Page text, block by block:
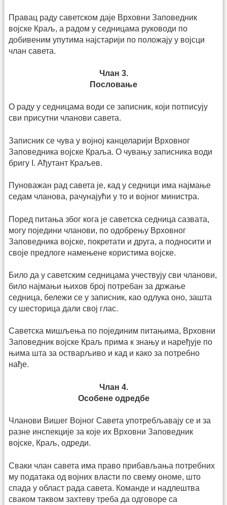
Правац раду саветском даје Врховни Заповедник
војске Краљ, а радом у седницама руководи по
добивеним упутима најстарији по положају у војсци
члан савета.
Члан 3.
Пословање
О раду у седницама води се записник, који потписују
сви присутни чланови савета.
Записник се чува у војној канцеларији Врховног
Заповедника војске Краља. О чувању записника води
бригу I. Ађутант Краљев.
Пуноважан рад савета је, кад у седници има најмање
седам чланова, рачунајући у то и војног министра.
Поред питања због кога је саветска седница сазвата,
могу поједини чланови, по одобрењу Врховног
Заповедника војске, покретати и друга, а подносити и
своје предлоге намењене користима војске.
Било да у саветским седницама учествују сви чланови,
било најмањи њихов број потребан за држање
седница, бележи се у записник, као одлука оно, зашта
су шесторица дали свој глас.
Саветска мишљења по појединим питањима, Врховни
Заповедник војске Краљ прима к знању и наређује по
њима шта за остварљиво и кад и како за потребно
нађе.
Члан 4.
Особене одредбе
Чланови Вишег Војног Савета употребљавају се и за
разне инспекције за које их Врховни Заповедник
војске, Краљ, одреди.
Сваки члан савета има право прибављања потребних
му података од војних власти по свему ономе, што
спада у област рада савета. Команде и надлештва
сваком таквом захтеву треба да одговоре са